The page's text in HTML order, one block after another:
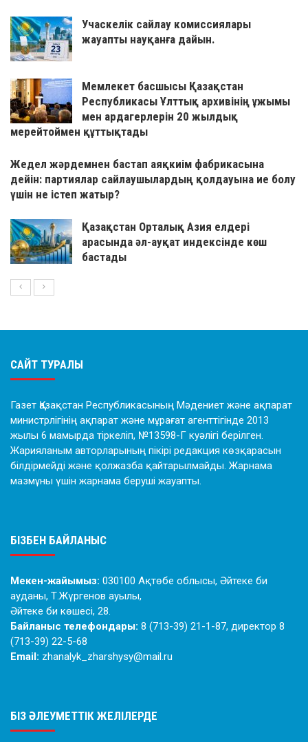
Учаскелік сайлау комиссиялары
жауапты науқанға дайын.
Мемлекет басшысы Қазақстан
Республикасы Ұлттық архивінің ұжымы
мен ардагерлерін 20 жылдық
мерейтоймен құттықтады
Жедел жәрдемнен бастап аяқкиім фабрикасына
дейін: партиялар сайлаушылардың қолдауына ие болу
үшін не істеп жатыр?
Қазақстан Орталық Азия елдері
арасында әл-ауқат индексінде көш
бастады
САЙТ ТУРАЛЫ
Газет Қазақстан Республикасының Мәдениет және ақпарат
министрлігінің ақпарат және мұрағат агенттігінде 2013
жылы 6 мамырда тіркеліп, №13598-Г куәлігі берілген.
Жарияланым авторларының пікірі редакция көзқарасын
білдірмейді және қолжазба қайтарылмайды. Жарнама
мазмұны үшін жарнама беруші жауапты.
БІЗБЕН БАЙЛАНЫС
Мекен-жайымыз: 030100 Ақтөбе облысы, Әйтеке би
ауданы, Т.Жүргенов ауылы,
Әйтеке би көшесі, 28.
Байланыс телефондары: 8 (713-39) 21-1-87, директор 8
(713-39) 22-5-68
Email: zhanalyk_zharshysy@mail.ru
БІЗ ӘЛЕУМЕТТІК ЖЕЛІЛЕРДЕ